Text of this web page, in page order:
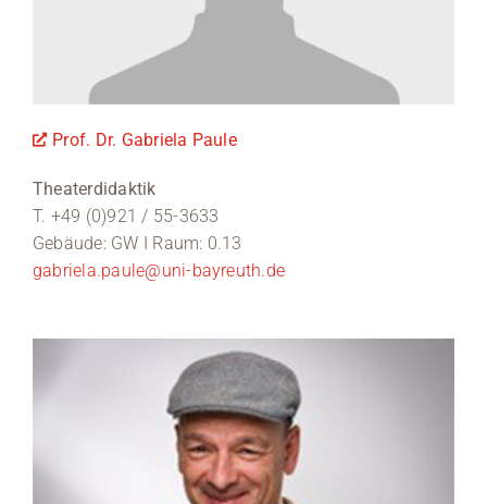
Prof. Dr. Gabriela Paule
Theaterdidaktik
T. +49 (0)921 / 55-3633
Gebäude: GW I Raum: 0.13
gabriela.paule@uni-bayreuth.de